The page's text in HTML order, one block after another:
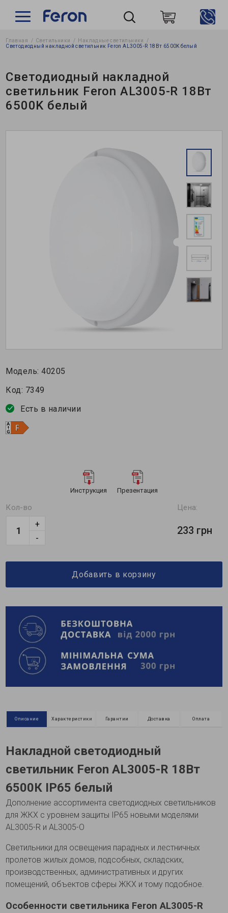
Пошук
Главная Светильники
Накладные cветильники
Светодиодный накладной светильник Feron AL3005-R 18Вт 6500K белый
Светодиодный накладной
светильник Feron AL3005-R 18Вт
6500K белый
Модель:40205
Код: 7349
Есть в наличии
Инструкция Презентация
Кол-во
-
+
Цена:
233 грн
Добавить в корзину
Описание Характеристики Гарантии Доставка Оплата
Накладной светодиодный
светильник Feron AL3005-R 18Вт
6500К IP65 белый
Дополнение ассортимента светодиодных светильников
для ЖКХ с уровнем защиты IP65 новыми моделями
AL3005-R и AL3005-O
Светильники для освещения парадных и лестничных
пролетов жилых домов, подсобных, складских,
производственных, административных и других
помещений, объектов сферы ЖКХ и тому подобное.
Особенности светильника Feron AL3005-R